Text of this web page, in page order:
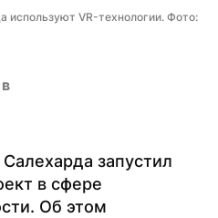
используют VR-технологии. Фото:
запустил
в сфере
Об этом